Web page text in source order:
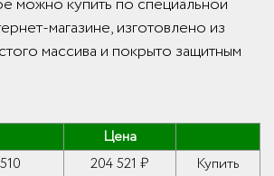
магазине, изготовлено из
массива и покрыто защитным
Цена
204 521 ₽ Купить